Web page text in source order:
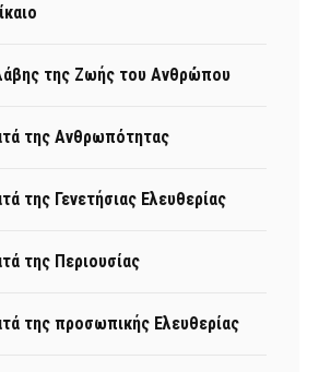
της Ζωής του Ανθρώπου
της Ανθρωπότητας
της Γενετήσιας Ελευθερίας
της Περιουσίας
της προσωπικής Ελευθερίας